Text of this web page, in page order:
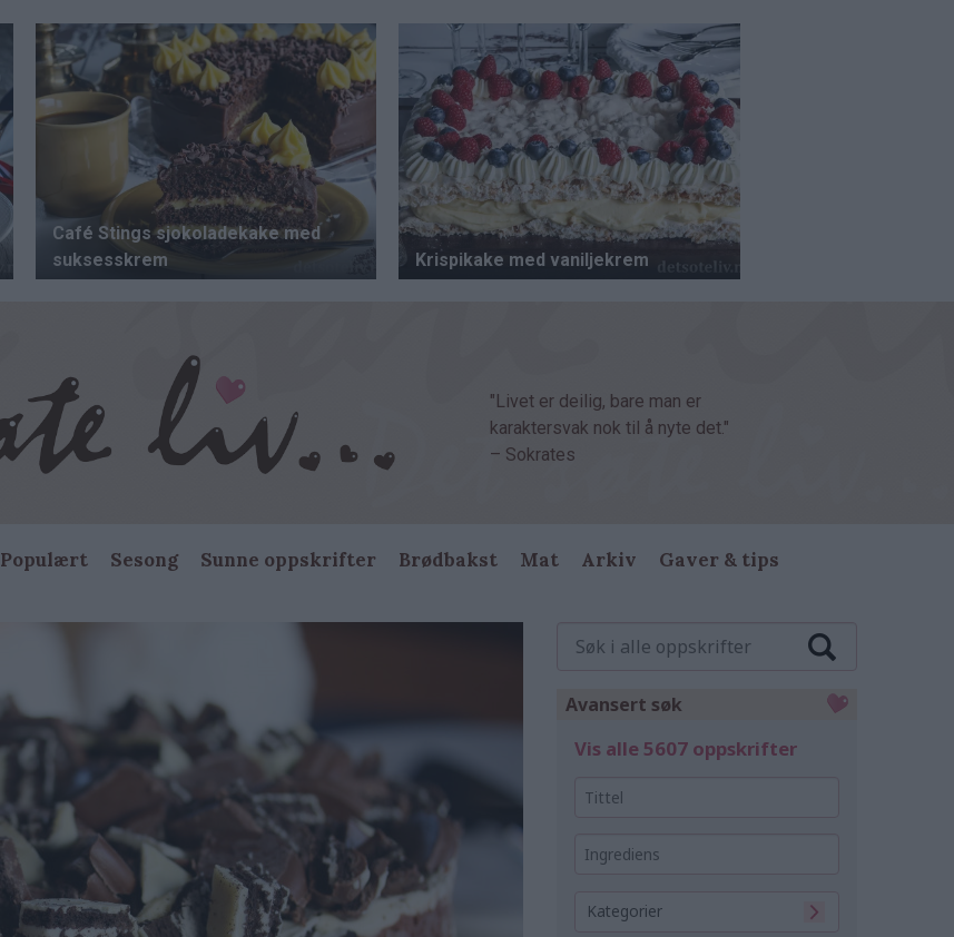
"Livet er deilig, bare man er
karaktersvak nok til å nyte det."
– Sokrates
Populært Sesong Sunne oppskrifter Brødbakst Mat Arkiv Gaver & tips
Avansert søk
Vis alle 5607 oppskrifter
Kategorier